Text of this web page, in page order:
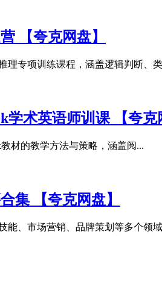
【夸克网盘】
理专项训练课程，涵盖逻辑判断、
术英语师训课 【夸克
材的教学方法与策略，涵盖阅...
集 【夸克网盘】
能、市场营销、品牌策划等多个领